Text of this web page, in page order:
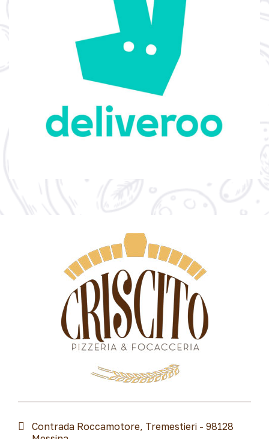
Contrada Roccamotore, Tremestieri - 98128